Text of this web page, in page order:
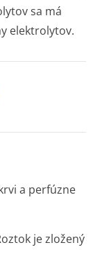
sa má
elektrolytov.
a perfúzne
je zložený